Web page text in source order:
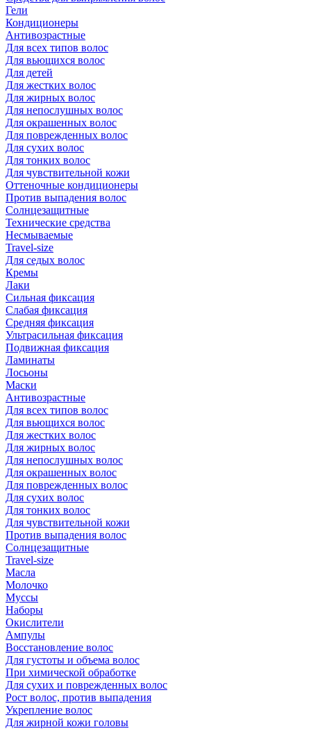
Гели
Кондиционеры
Антивозрастные
Для всех типов волос
Для вьющихся волос
Для детей
Для жестких волос
Для жирных волос
Для непослушных волос
Для окрашенных волос
Для поврежденных волос
Для сухих волос
Для тонких волос
Для чувствительной кожи
Оттеночные кондиционеры
Против выпадения волос
Солнцезащитные
Технические средства
Несмываемые
Travel-size
Для седых волос
Кремы
Лаки
Сильная фиксация
Слабая фиксация
Средняя фиксация
Ультрасильная фиксация
Подвижная фиксация
Ламинаты
Лосьоны
Маски
Антивозрастные
Для всех типов волос
Для вьющихся волос
Для жестких волос
Для жирных волос
Для непослушных волос
Для окрашенных волос
Для поврежденных волос
Для сухих волос
Для тонких волос
Для чувствительной кожи
Против выпадения волос
Солнцезащитные
Travel-size
Масла
Молочко
Муссы
Наборы
Окислители
Ампулы
Восстановление волос
Для густоты и объема волос
При химической обработке
Для сухих и поврежденных волос
Рост волос, против выпадения
Укрепление волос
Для жирной кожи головы